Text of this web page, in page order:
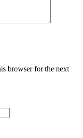
browser for the next